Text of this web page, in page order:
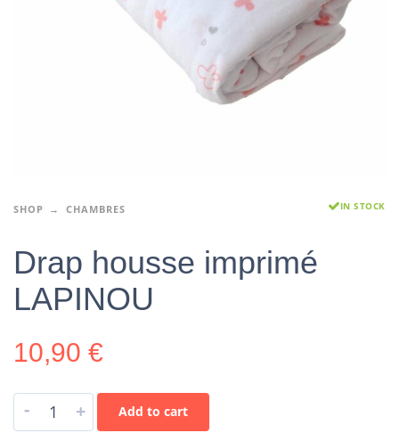
SHOP CHAMBRES IN STOCK
Drap housse imprimé
LAPINOU
10,90 €
- + Add to cart